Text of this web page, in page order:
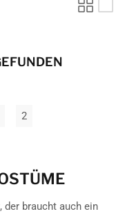
2
der braucht auch ein